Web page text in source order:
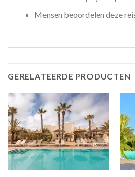
Mensen beoordelen deze
GERELATEERDE PRODUCTEN